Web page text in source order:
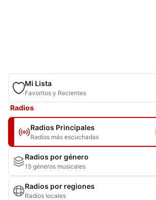
Mi Lista
Favoritos y Recientes
Radios
Radios Principales
Radios más escuchadas
Radios por género
15 géneros musicales
Radios por regiones
Radios locales